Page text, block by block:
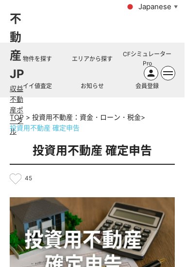
不
動
産
JP
収益
不動
産ポ
ータ
ル
Japanese ▼
物件を探す エリアから探す
CFシミュレーター
Pro
イイ値査定 お知らせ 会員登録
TOP
投資用不動産：資金・ローン・税金
投資用不動産 確定申告
投資用不動産 確定申告
45